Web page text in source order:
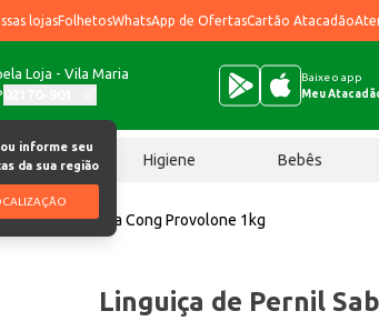
lojasFolhetosWhatsApp de OfertasCartão Atacadão
Loja - Vila Maria
informe seu
da sua região
Baixe o app
Meu
Higiene Bebês
Sabor Bragança Cong Provolone 1kg
Linguiça de Pernil